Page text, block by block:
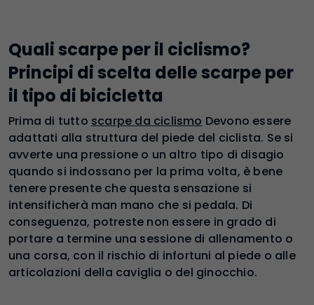
Quali scarpe per il ciclismo?
Principi di scelta delle scarpe per
il tipo di bicicletta
Prima di tutto scarpe da ciclismo Devono essere
adattati alla struttura del piede del ciclista. Se si
avverte una pressione o un altro tipo di disagio
quando si indossano per la prima volta, è bene
tenere presente che questa sensazione si
intensificherà man mano che si pedala. Di
conseguenza, potreste non essere in grado di
portare a termine una sessione di allenamento o
una corsa, con il rischio di infortuni al piede o alle
articolazioni della caviglia o del ginocchio.